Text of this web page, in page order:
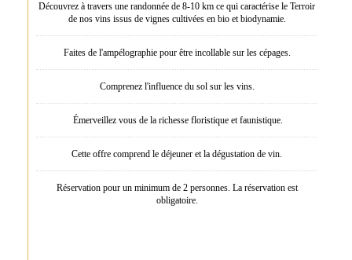
Découvrez à travers une randonnée de 8-10 km ce qui caractérise le Terroir
de nos vins issus de vignes cultivées en bio et biodynamie.
Faites de l'ampélographie pour être incollable sur les cépages.
Comprenez l'influence du sol sur les vins.
Émerveillez vous de la richesse floristique et faunistique.
Cette offre comprend le déjeuner et la dégustation de vin.
Réservation pour un minimum de 2 personnes. La réservation est
obligatoire.